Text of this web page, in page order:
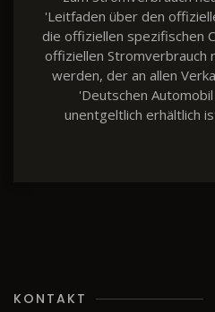
'Leitfaden über den
die offiziellen spezifischen
offiziellen Stromverbrauch
werden, der an allen
'Deutschen
unentgeltlich erhältlich
KONTAKT